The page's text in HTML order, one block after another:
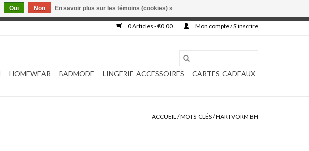
0 Articles - €0,00 Mon compte / S'inscrire
HOMEWEAR BADMODE LINGERIE-ACCESSOIRES CARTES-CADEAUX
ACCUEIL/MOTS-CLÉS/HARTVORM BH
Oui Non En savoir plus sur les témoins (cookies) »
ne sera ni traitée, ni complétée.